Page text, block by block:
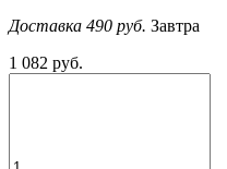
Доставка 490 руб. Завтра
1 082 руб.